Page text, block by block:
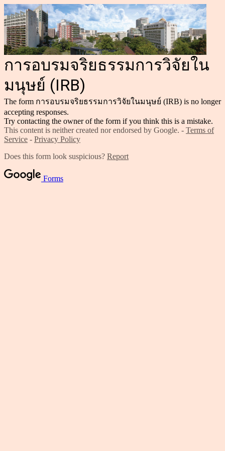
การอบรมจริยธรรมการวิจัยใน
มนุษย์ (IRB)
The form การอบรมจริยธรรมการวิจัยในมนุษย์ (IRB) is no longer
accepting responses.
Try contacting the owner of the form if you think this is a mistake.
This content is neither created nor endorsed by Google. - Terms of
Service - Privacy Policy
Does this form look suspicious? Report
Forms